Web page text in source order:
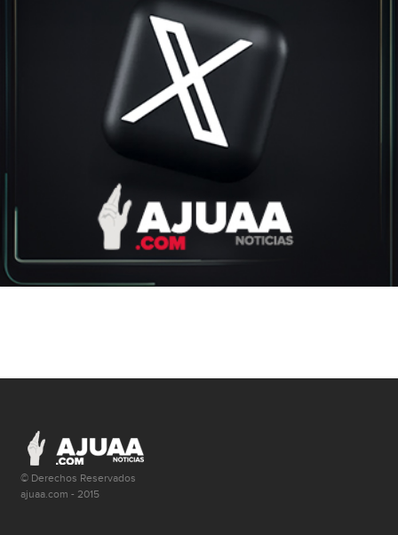
© Derechos Reservados
ajuaa.com - 2015